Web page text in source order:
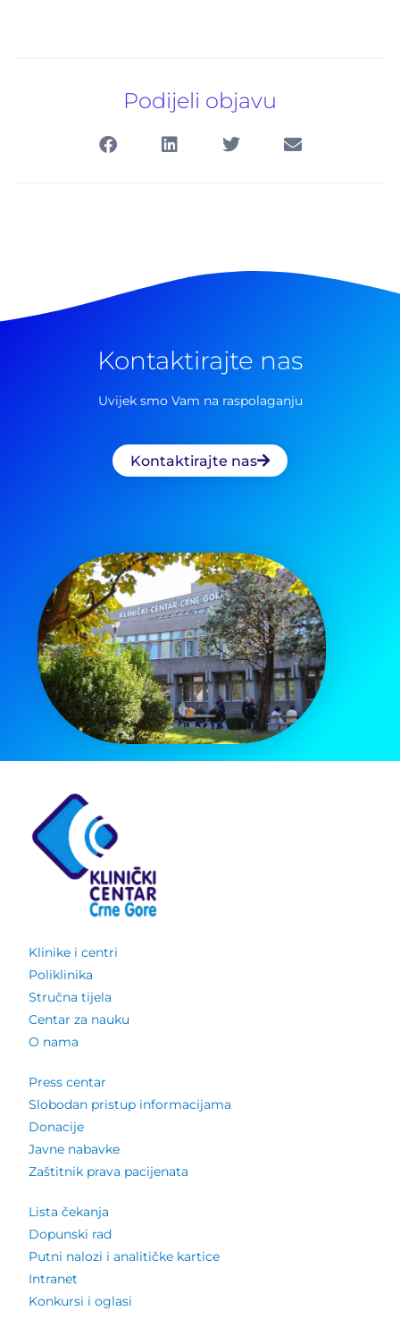
Pretraga
za:
Podijeli objavu
Kontaktirajte nas
Uvijek smo Vam na raspolaganju
Kontaktirajte nas
Klinike i centri
Poliklinika
Stručna tijela
Centar za nauku
O nama
Press centar
Slobodan pristup informacijama
Donacije
Javne nabavke
Zaštitnik prava pacijenata
Lista čekanja
Dopunski rad
Putni nalozi i analitičke kartice
Intranet
Konkursi i oglasi